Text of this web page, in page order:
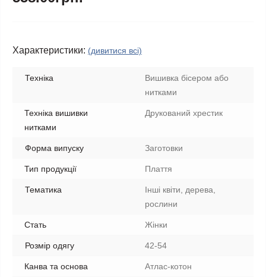
Характеристики: (дивитися всі)
Техніка
Вишивка бісером або
нитками
Техніка вишивки
нитками
Друкований хрестик
Форма випуску Заготовки
Тип продукції Плаття
Тематика
Інші квіти, дерева,
рослини
Стать Жінки
Розмір одягу 42-54
Канва та основа Атлас-котон